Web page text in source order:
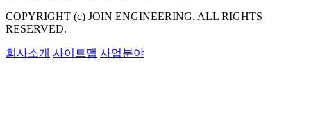
COPYRIGHT (c) JOIN ENGINEERING, ALL RIGHTS
RESERVED.
회사소개 사이트맵 사업분야